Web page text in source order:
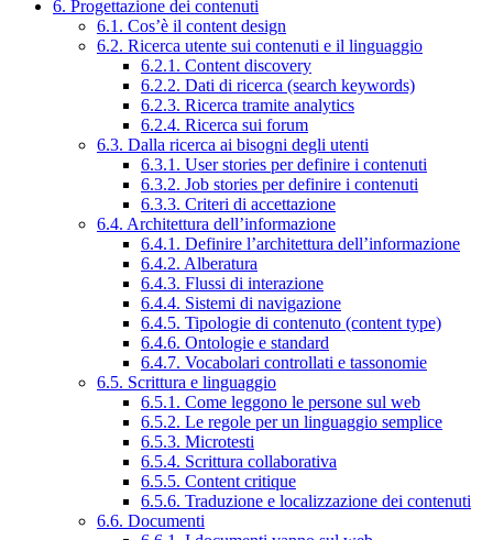
6. Progettazione dei contenuti
6.1. Cos’è il content design
6.2. Ricerca utente sui contenuti e il linguaggio
6.2.1. Content discovery
6.2.2. Dati di ricerca (search keywords)
6.2.3. Ricerca tramite analytics
6.2.4. Ricerca sui forum
6.3. Dalla ricerca ai bisogni degli utenti
6.3.1. User stories per definire i contenuti
6.3.2. Job stories per definire i contenuti
6.3.3. Criteri di accettazione
6.4. Architettura dell’informazione
6.4.1. Definire l’architettura dell’informazione
6.4.2. Alberatura
6.4.3. Flussi di interazione
6.4.4. Sistemi di navigazione
6.4.5. Tipologie di contenuto (content type)
6.4.6. Ontologie e standard
6.4.7. Vocabolari controllati e tassonomie
6.5. Scrittura e linguaggio
6.5.1. Come leggono le persone sul web
6.5.2. Le regole per un linguaggio semplice
6.5.3. Microtesti
6.5.4. Scrittura collaborativa
6.5.5. Content critique
6.5.6. Traduzione e localizzazione dei contenuti
6.6. Documenti